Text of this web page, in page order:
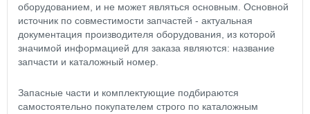
оборудованием, и не может являться основным. Основной
источник по совместимости запчастей - актуальная
документация производителя оборудования, из которой
значимой информацией для заказа являются: название
запчасти и каталожный номер.
Запасные части и комплектующие подбираются
самостоятельно покупателем строго по каталожным